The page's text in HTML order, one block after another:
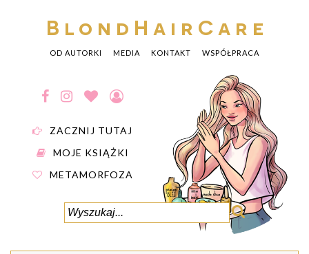
BlondHairCare
OD AUTORKI MEDIA KONTAKT WSPÓŁPRACA
ZACZNIJ TUTAJ
MOJE KSIĄŻKI
METAMORFOZA